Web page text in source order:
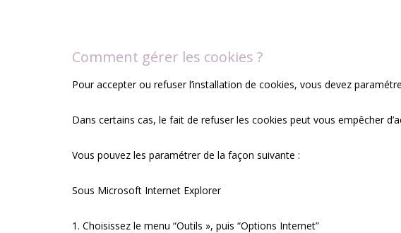
Comment gérer les cookies ?
Pour accepter ou refuser l’installation de cookies, vous devez
Dans certains cas, le fait de refuser les cookies peut vous empêcher
Vous pouvez les paramétrer de la façon suivante :
Sous Microsoft Internet Explorer
1. Choisissez le menu “Outils », puis “Options Internet”